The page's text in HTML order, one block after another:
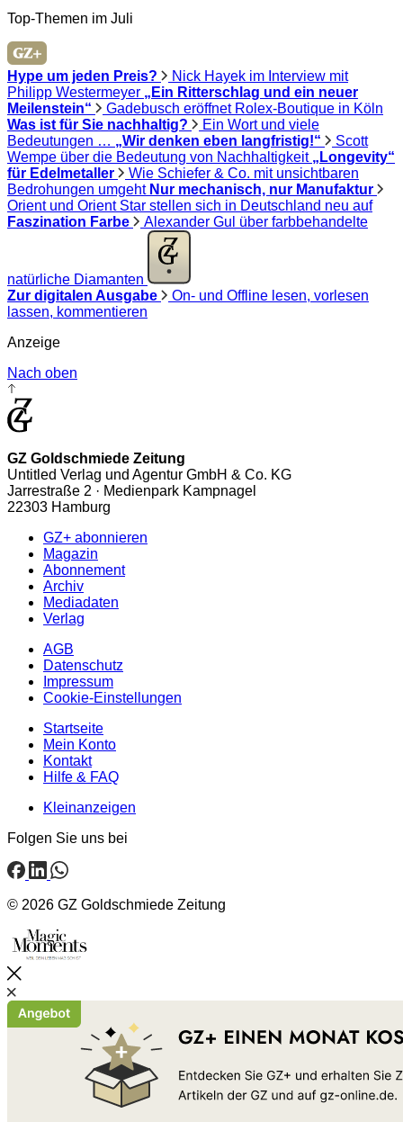
Top-Themen im Juli
Hype um jeden Preis?
Nick Hayek im Interview mit
Philipp Westermeyer „Ein Ritterschlag und ein neuer
Meilenstein“
Gadebusch eröffnet Rolex-Boutique in Köln
Was ist für Sie nachhaltig?
Ein Wort und viele
Bedeutungen … „Wir denken eben langfristig!“
Scott
Wempe über die Bedeutung von Nachhaltigkeit „Longevity“
für Edelmetaller
Wie Schiefer & Co. mit unsichtbaren
Bedrohungen umgeht Nur mechanisch, nur Manufaktur
Orient und Orient Star stellen sich in Deutschland neu auf
Faszination Farbe
Alexander Gul über farbbehandelte
natürliche Diamanten
Zur digitalen Ausgabe
On- und Offline lesen, vorlesen
lassen, kommentieren
Anzeige
Nach oben
GZ Goldschmiede Zeitung
Untitled Verlag und Agentur GmbH & Co. KG
Jarrestraße 2 · Medienpark Kampnagel
22303 Hamburg
GZ+ abonnieren
Magazin
Abonnement
Archiv
Mediadaten
Verlag
AGB
Datenschutz
Impressum
Cookie-Einstellungen
Startseite
Mein Konto
Kontakt
Hilfe & FAQ
Kleinanzeigen
Folgen Sie uns bei
© 2026 GZ Goldschmiede Zeitung
Schließen